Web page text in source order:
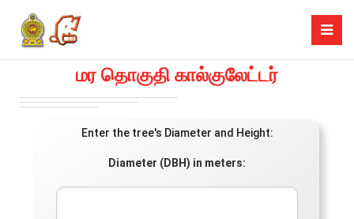
மர தொகுதி கால்குலேட்டர்
Enter the tree's Diameter and Height:
Diameter (DBH) in meters: